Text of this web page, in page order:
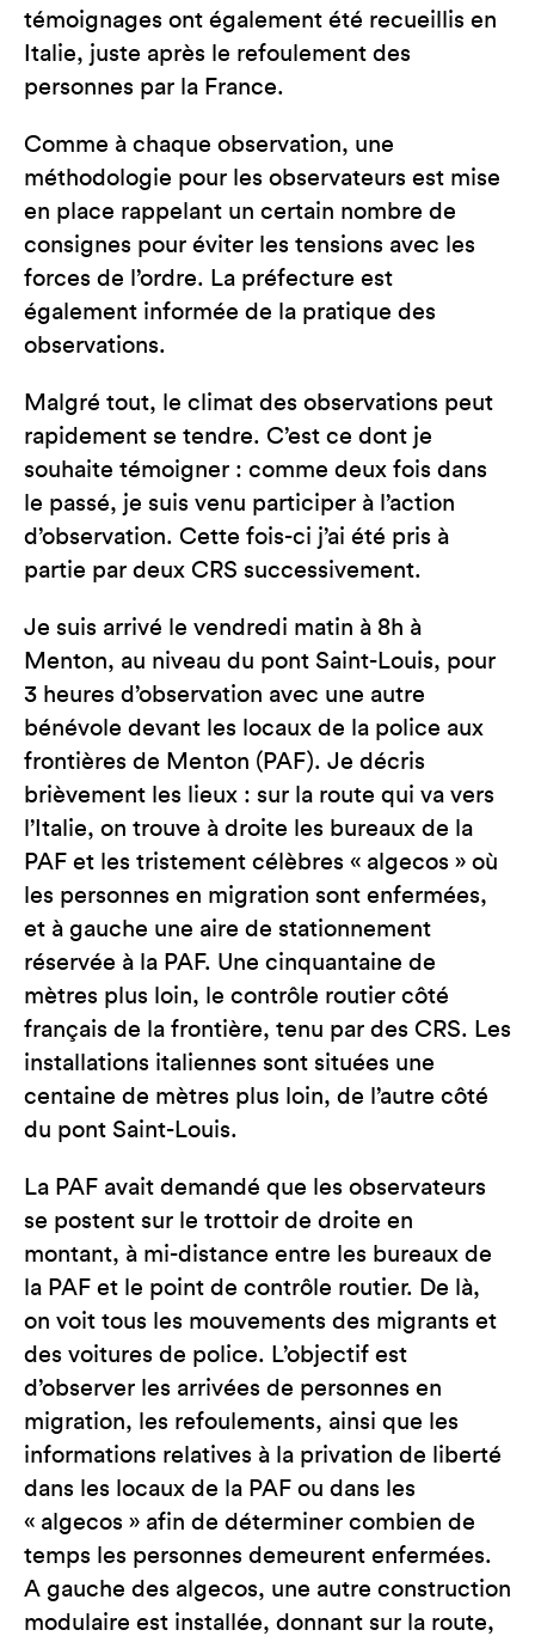
témoignages ont également été recueillis en
Italie, juste après le refoulement des
personnes par la France.
Comme à chaque observation, une
méthodologie pour les observateurs est mise
en place rappelant un certain nombre de
consignes pour éviter les tensions avec les
forces de l’ordre. La préfecture est
également informée de la pratique des
observations.
Malgré tout, le climat des observations peut
rapidement se tendre. C’est ce dont je
souhaite témoigner : comme deux fois dans
le passé, je suis venu participer à l’action
d’observation. Cette fois-ci j’ai été pris à
partie par deux CRS successivement.
Je suis arrivé le vendredi matin à 8h à
Menton, au niveau du pont Saint-Louis, pour
3 heures d’observation avec une autre
bénévole devant les locaux de la police aux
frontières de Menton (PAF). Je décris
brièvement les lieux : sur la route qui va vers
l’Italie, on trouve à droite les bureaux de la
PAF et les tristement célèbres « algecos » où
les personnes en migration sont enfermées,
et à gauche une aire de stationnement
réservée à la PAF. Une cinquantaine de
mètres plus loin, le contrôle routier côté
français de la frontière, tenu par des CRS. Les
installations italiennes sont situées une
centaine de mètres plus loin, de l’autre côté
du pont Saint-Louis.
La PAF avait demandé que les observateurs
se postent sur le trottoir de droite en
montant, à mi-distance entre les bureaux de
la PAF et le point de contrôle routier. De là,
on voit tous les mouvements des migrants et
des voitures de police. L’objectif est
d’observer les arrivées de personnes en
migration, les refoulements, ainsi que les
informations relatives à la privation de liberté
dans les locaux de la PAF ou dans les
« algecos » afin de déterminer combien de
temps les personnes demeurent enfermées.
A gauche des algecos, une autre construction
modulaire est installée, donnant sur la route,